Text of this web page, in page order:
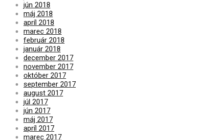
jún 2018
máj 2018
apríl 2018
marec 2018
február 2018
január 2018
december 2017
november 2017
október 2017
september 2017
august 2017
júl 2017
jún 2017
máj 2017
apríl 2017
marec 2017